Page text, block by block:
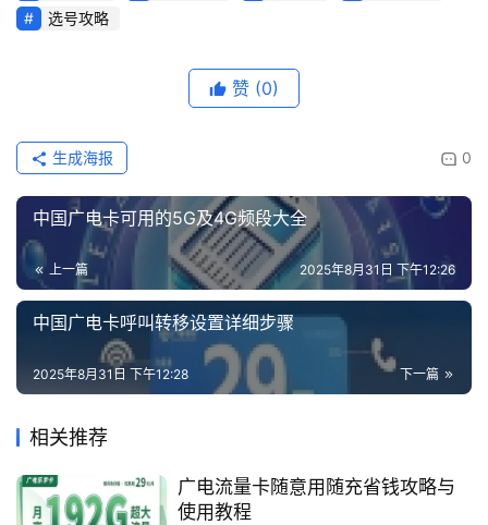
选号攻略
赞 (0)
0
生成海报
中国广电卡可用的5G及4G频段大全
上一篇 2025年8月31日 下午12:26
中国广电卡呼叫转移设置详细步骤
下一篇
2025年8月31日 下午12:28
相关推荐
广电流量卡随意用随充省钱攻略与
使用教程